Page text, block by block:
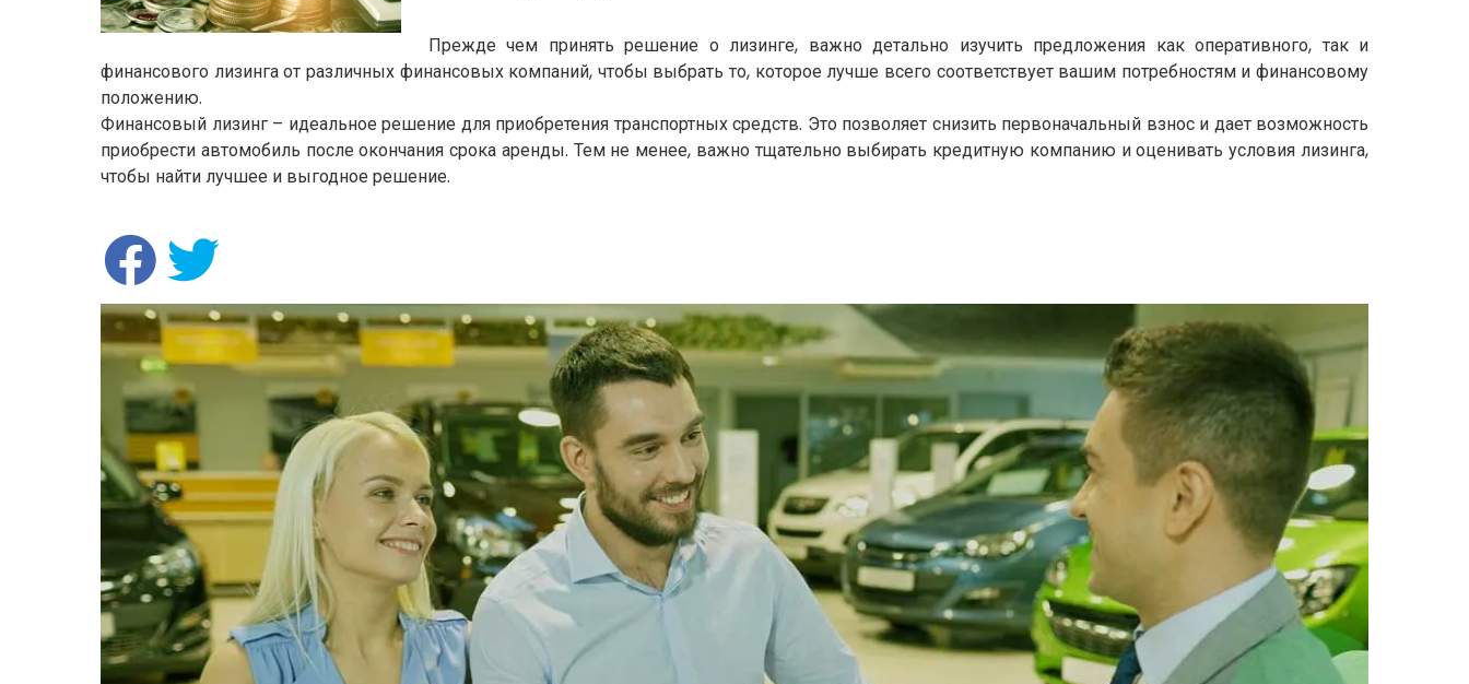
Прежде чем принять решение о лизинге, важно детально изучить предложения как оперативного, так и
финансового лизинга от различных финансовых компаний, чтобы выбрать то, которое лучше всего соответствует вашим потребностям и финансовому
положению.
Финансовый лизинг – идеальное решение для приобретения транспортных средств. Это позволяет снизить первоначальный взнос и дает возможность
приобрести автомобиль после окончания срока аренды. Тем не менее, важно тщательно выбирать кредитную компанию и оценивать условия лизинга,
чтобы найти лучшее и выгодное решение.